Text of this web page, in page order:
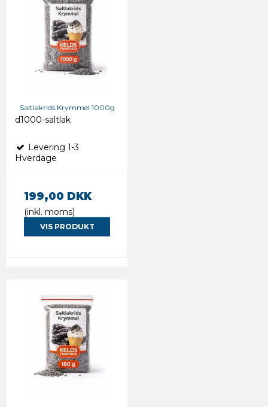
Saltlakrids Krymmel 1000g
d1000-saltlak
Levering 1-3
Hverdage
199,00 DKK
(inkl. moms)
VIS PRODUKT